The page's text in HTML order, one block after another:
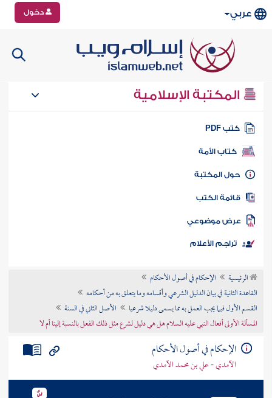
عربي دخول
المكتبة الإسلامية
كتب PDF
كتاب الأمة
المكتبة
الكتب
موضوعي
تراجم الأعلام
الرئيسية
الإحكام في أصول الأحكام
القاعدة الثانية في بيان الدليل الشرعي وأقسامه وما يتعلق به من أحكامه
القسم الأول فيما يجب العمل به مما يسمى دليلا شرعيا
الأصل الثاني في السنة
المسألة الأولى أفعال النبي عليه السلام هل هي دليل لشرع مثل ذلك الفعل بالنسبة إلينا أم لا
الإحكام في أصول الأحكام
الآمدي - علي بن محمد الآمدي